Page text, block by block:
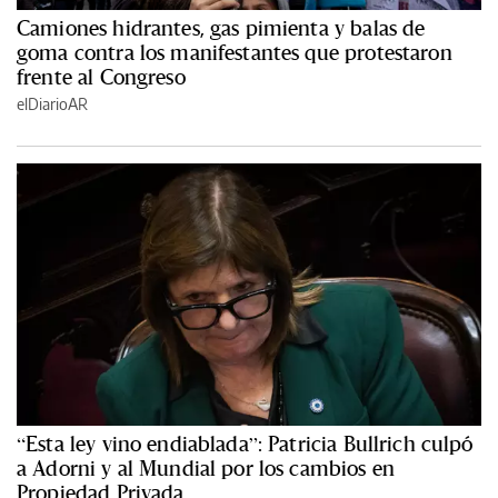
Camiones hidrantes, gas pimienta y balas de
goma contra los manifestantes que protestaron
frente al Congreso
elDiarioAR
“Esta ley vino endiablada”: Patricia Bullrich culpó
a Adorni y al Mundial por los cambios en
Propiedad Privada